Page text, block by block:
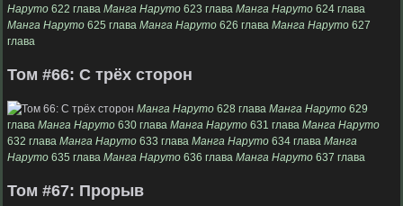
Наруто 622 глава Манга Наруто 623 глава Манга Наруто 624 глава
Манга Наруто 625 глава Манга Наруто 626 глава Манга Наруто 627
глава
Том #66: С трёх сторон
Манга Наруто 628 глава Манга Наруто 629
глава Манга Наруто 630 глава Манга Наруто 631 глава Манга Наруто
632 глава Манга Наруто 633 глава Манга Наруто 634 глава Манга
Наруто 635 глава Манга Наруто 636 глава Манга Наруто 637 глава
Том #67: Прорыв